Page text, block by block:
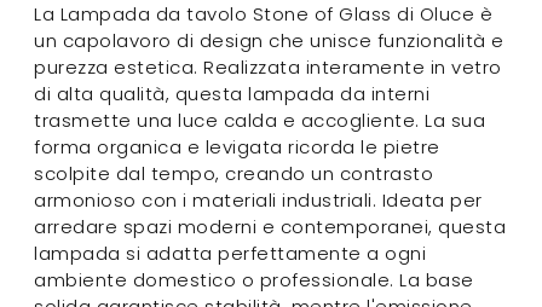
La Lampada da tavolo Stone of Glass di Oluce è
un capolavoro di design che unisce funzionalità e
purezza estetica. Realizzata interamente in vetro
di alta qualità, questa lampada da interni
trasmette una luce calda e accogliente. La sua
forma organica e levigata ricorda le pietre
scolpite dal tempo, creando un contrasto
armonioso con i materiali industriali. Ideata per
arredare spazi moderni e contemporanei, questa
lampada si adatta perfettamente a ogni
ambiente domestico o professionale. La base